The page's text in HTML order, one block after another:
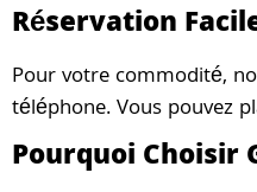
Réservation
Pour votre commodité,
téléphone. Vous pouvez
Pourquoi Choisir